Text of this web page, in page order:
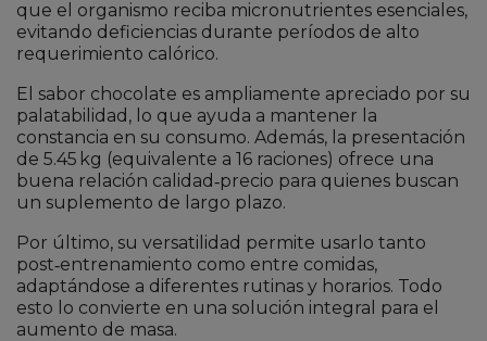
que el organismo reciba micronutrientes esenciales,
evitando deficiencias durante períodos de alto
requerimiento calórico.
El sabor chocolate es ampliamente apreciado por su
palatabilidad, lo que ayuda a mantener la
constancia en su consumo. Además, la presentación
de 5.45 kg (equivalente a 16 raciones) ofrece una
buena relación calidad‑precio para quienes buscan
un suplemento de largo plazo.
Por último, su versatilidad permite usarlo tanto
post‑entrenamiento como entre comidas,
adaptándose a diferentes rutinas y horarios. Todo
esto lo convierte en una solución integral para el
aumento de masa.